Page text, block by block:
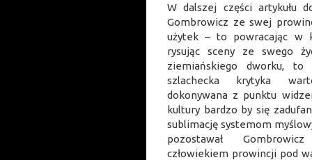
W dalszej części artykułu
Gombrowicz ze swej
użytek – to powracając w
rysując sceny ze swego
ziemiańskiego dworku, to
szlachecka krytyka
dokonywana z punktu
kultury bardzo by się
sublimację systemom
pozostawał
człowiekiem prowincji pod